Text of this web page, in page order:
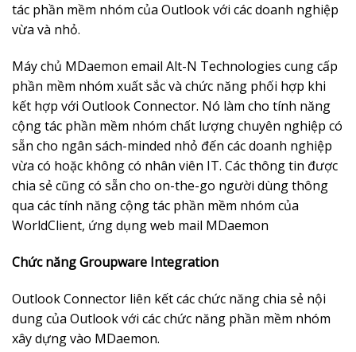
tác phần mềm nhóm của Outlook với các doanh nghiệp
vừa và nhỏ.
Máy chủ MDaemon email Alt-N Technologies cung cấp
phần mềm nhóm xuất sắc và chức năng phối hợp khi
kết hợp với Outlook Connector. Nó làm cho tính năng
cộng tác phần mềm nhóm chất lượng chuyên nghiệp có
sẵn cho ngân sách-minded nhỏ đến các doanh nghiệp
vừa có hoặc không có nhân viên IT. Các thông tin được
chia sẻ cũng có sẵn cho on-the-go người dùng thông
qua các tính năng cộng tác phần mềm nhóm của
WorldClient, ứng dụng web mail MDaemon
Chức năng Groupware Integration
Outlook Connector liên kết các chức năng chia sẻ nội
dung của Outlook với các chức năng phần mềm nhóm
xây dựng vào MDaemon.